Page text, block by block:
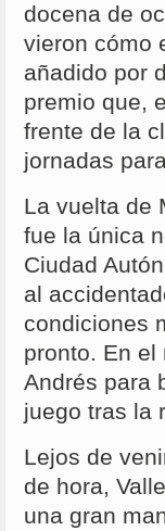
docena de
vieron cómo
añadido por
premio que,
frente de la
jornadas
La vuelta de
fue la única
Ciudad
al
condiciones
pronto. En
Andrés para
juego tras la
Lejos de
de hora,
una gran